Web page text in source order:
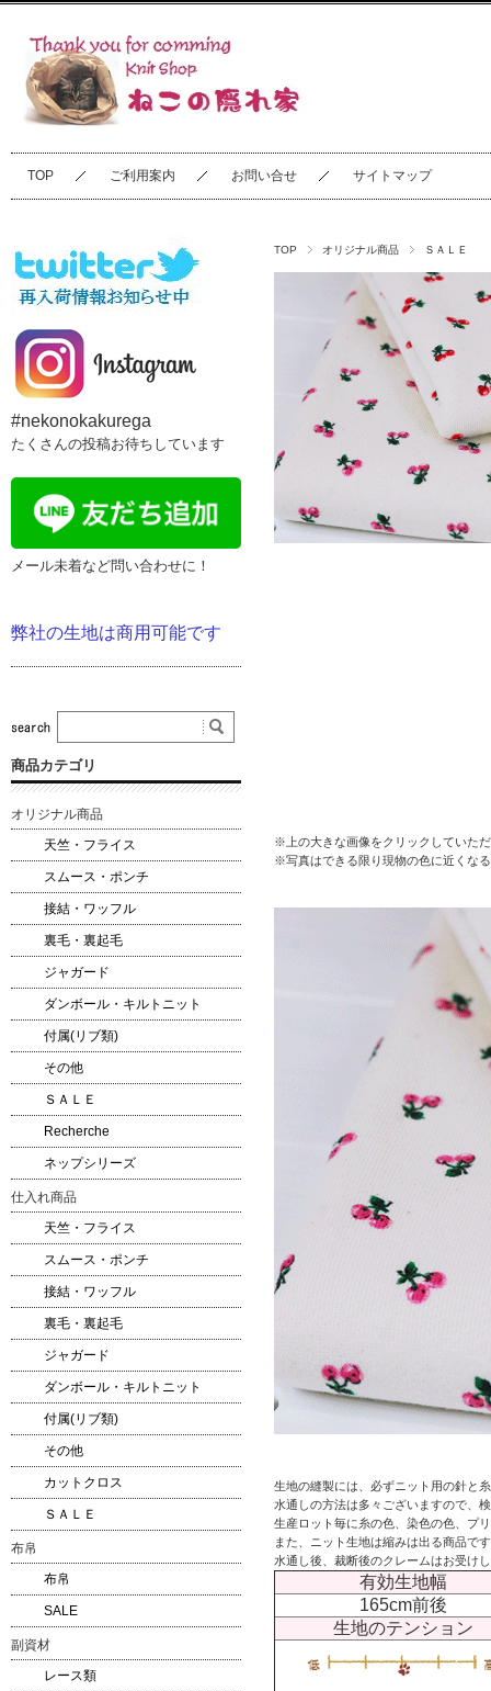
TOP ご利用案内 お問い合せ サイトマップ
TOP オリジナル商品 ＳＡＬＥ
※上の大きな画像をクリックしていた
※写真はできる限り現物の色に近くな
生地の縫製には、必ずニット用の針と
水通しの方法は多々ございますので、
生産ロット毎に糸の色、染色の色、プ
また、ニット生地は縮みは出る商品で
水通し後、裁断後のクレームはお受け
有効生地幅
165cm前後
生地のテンション
#nekonokakurega
たくさんの投稿お待ちしています
メール未着など問い合わせに！
弊社の生地は商用可能です
商品カテゴリ
オリジナル商品
天竺・フライス
スムース・ポンチ
接結・ワッフル
裏毛・裏起毛
ジャガード
ダンボール・キルトニット
付属(リブ類)
その他
ＳＡＬＥ
Recherche
ネップシリーズ
仕入れ商品
天竺・フライス
スムース・ポンチ
接結・ワッフル
裏毛・裏起毛
ジャガード
ダンボール・キルトニット
付属(リブ類)
その他
カットクロス
ＳＡＬＥ
布帛
布帛
SALE
副資材
レース類